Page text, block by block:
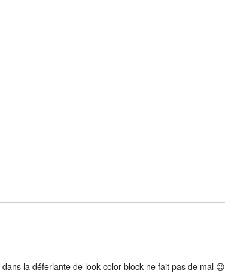
la déferlante de look color block ne fait pas de mal 😉